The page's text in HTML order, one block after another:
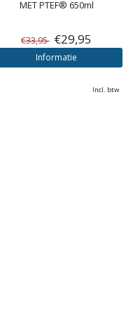
MET PTEF® 650ml
€33,95 €29,95
Informatie
Incl. btw